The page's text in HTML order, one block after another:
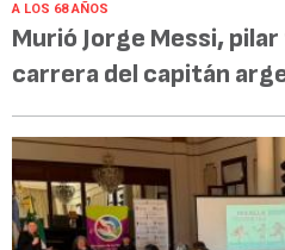
A LOS 68 AÑOS
Murió Jorge Messi,
carrera del capitán